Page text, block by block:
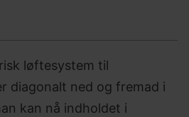
løftesystem til
diagonalt ned og fremad i
kan nå indholdet i